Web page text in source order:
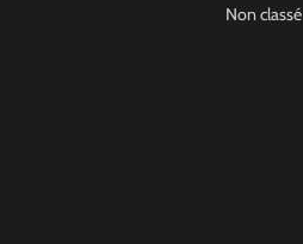
Non classé